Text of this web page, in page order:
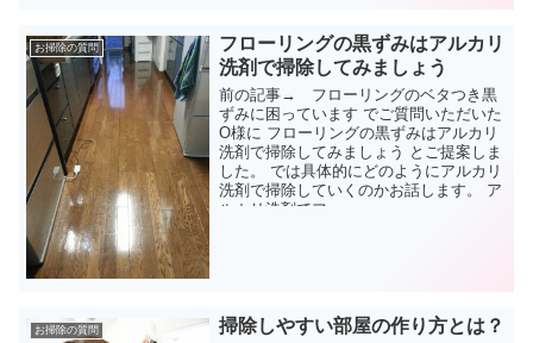
お掃除の質問
フローリングの黒ずみはアルカリ
洗剤で掃除してみましょう
前の記事→ フローリングのベタつき黒
ずみに困っています でご質問いただいた
O様に フローリングの黒ずみはアルカリ
洗剤で掃除してみましょう とご提案しま
した。 では具体的にどのようにアルカリ
洗剤で掃除していくのかお話します。 ア
ルカリ洗剤でフ...
お掃除の質問 掃除しやすい部屋の作り方とは？